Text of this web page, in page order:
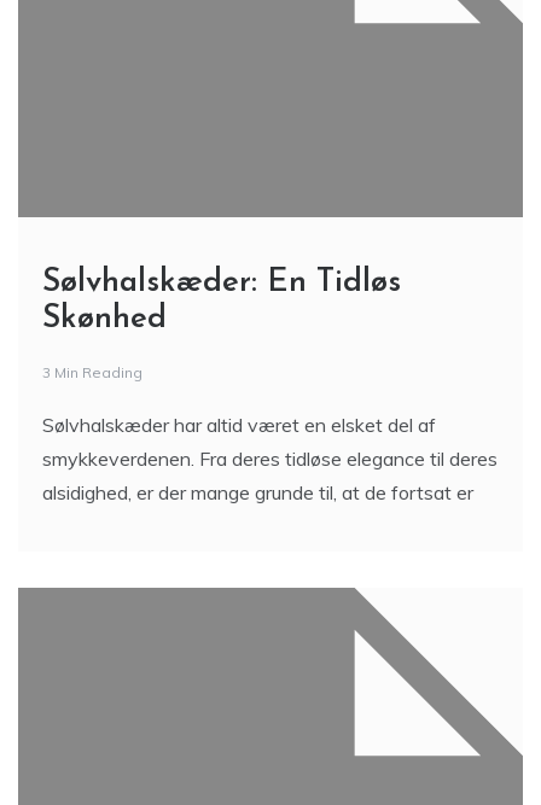
Sølvhalskæder: En Tidløs
Skønhed
3 Min Reading
Sølvhalskæder har altid været en elsket del af
smykkeverdenen. Fra deres tidløse elegance til deres
alsidighed, er der mange grunde til, at de fortsat er